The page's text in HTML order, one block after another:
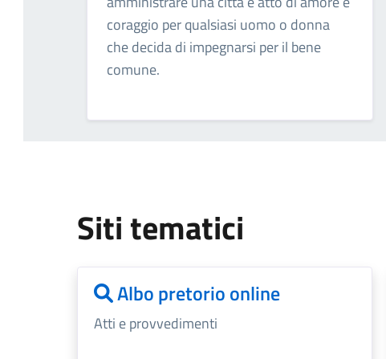
coraggio per qualsiasi uomo o donna
che decida di impegnarsi per il bene
comune.
Siti tematici
Albo pretorio online
Atti e provvedimenti